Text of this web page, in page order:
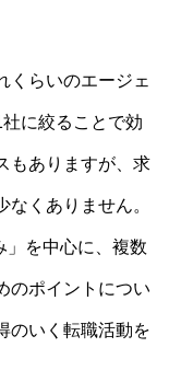
くらいのエージェ
に絞ることで効
もありますが、求
くありません。
」を中心に、複数
のポイントについ
のいく転職活動を